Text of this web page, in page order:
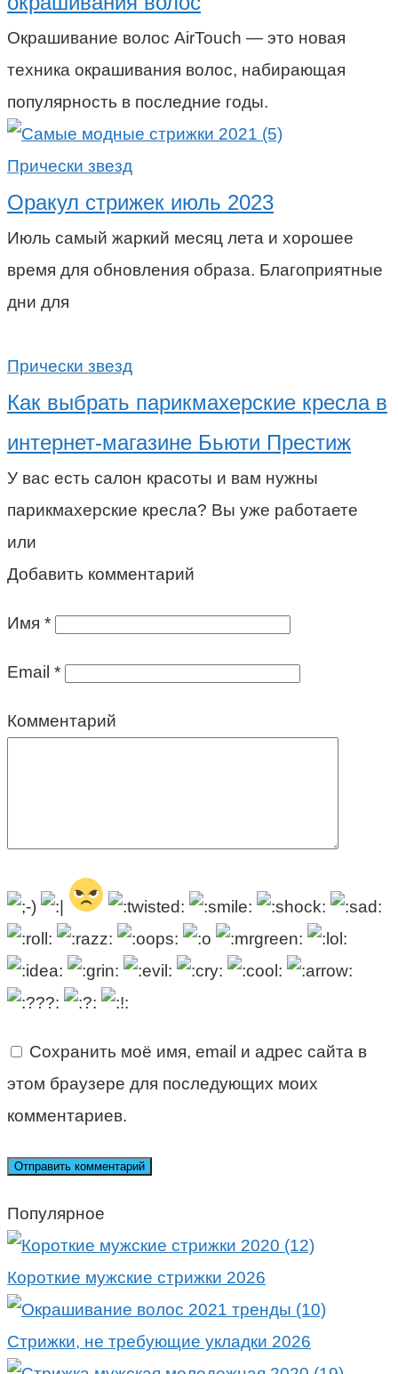
Окрашивание волос AirTouch — это новая
техника окрашивания волос, набирающая
популярность в последние годы.
Прически звезд
Оракул стрижек июль 2023
Июль самый жаркий месяц лета и хорошее
время для обновления образа. Благоприятные
дни для
Прически звезд
Как выбрать парикмахерские кресла в
интернет-магазине Бьюти Престиж
У вас есть салон красоты и вам нужны
парикмахерские кресла? Вы уже работаете
или
Добавить комментарий
Имя *
Email *
Комментарий
Сохранить моё имя, email и адрес сайта в
этом браузере для последующих моих
комментариев.
Популярное
Короткие мужские стрижки 2026
Стрижки, не требующие укладки 2026